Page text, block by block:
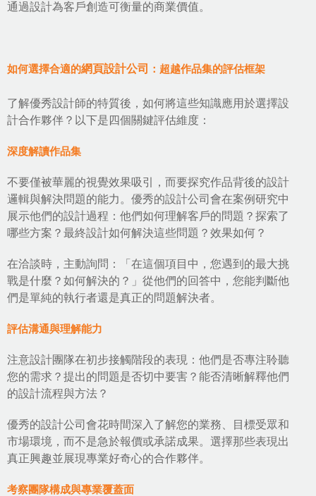
通過設計為客戶創造可衡量的商業價值。
如何選擇合適的網頁設計公司 ：超越作品集的評估框架
了解優秀設計師的特質後，如何將這些知識應用於選擇設
計合作夥伴？以下是四個關鍵評估維度：
深度解讀作品集
不要僅被華麗的視覺效果吸引，而要探究作品背後的設計
邏輯與解決問題的能力。優秀的設計公司會在案例研究中
展示他們的設計過程：他們如何理解客戶的問題？探索了
哪些方案？最終設計如何解決這些問題？效果如何？
在洽談時，主動詢問：「在這個項目中，您遇到的最大挑
戰是什麼？如何解決的？」從他們的回答中，您能判斷他
們是單純的執行者還是真正的問題解決者。
評估溝通與理解能力
注意設計團隊在初步接觸階段的表現：他們是否專注聆聽
您的需求？提出的問題是否切中要害？能否清晰解釋他們
的設計流程與方法？
優秀的設計公司會花時間深入了解您的業務、目標受眾和
市場環境，而不是急於報價或承諾成果。選擇那些表現出
真正興趣並展現專業好奇心的合作夥伴。
考察團隊構成與專業覆蓋面